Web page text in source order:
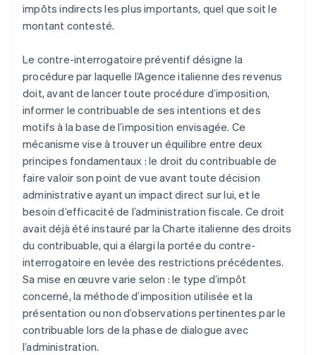
impôts indirects les plus importants, quel que soit le
montant contesté.
Le contre-interrogatoire préventif désigne la
procédure par laquelle l’Agence italienne des revenus
doit, avant de lancer toute procédure d’imposition,
informer le contribuable de ses intentions et des
motifs à la base de l’imposition envisagée. Ce
mécanisme vise à trouver un équilibre entre deux
principes fondamentaux : le droit du contribuable de
faire valoir son point de vue avant toute décision
administrative ayant un impact direct sur lui, et le
besoin d’efficacité de l’administration fiscale. Ce droit
avait déjà été instauré par la Charte italienne des droits
du contribuable, qui a élargi la portée du contre-
interrogatoire en levée des restrictions précédentes.
Sa mise en œuvre varie selon : le type d’impôt
concerné, la méthode d’imposition utilisée et la
présentation ou non d’observations pertinentes par le
contribuable lors de la phase de dialogue avec
l’administration.